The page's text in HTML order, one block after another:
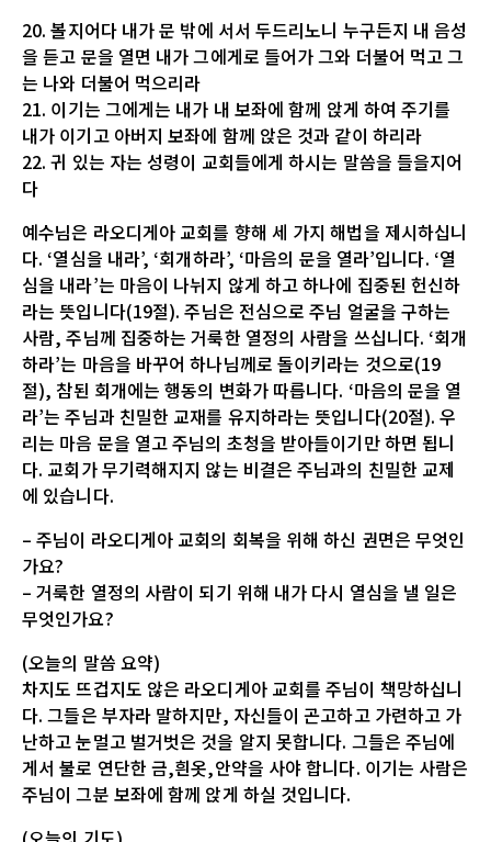
20. 볼지어다 내가 문 밖에 서서 두드리노니 누구든지 내 음성
을 듣고 문을 열면 내가 그에게로 들어가 그와 더불어 먹고 그
는 나와 더불어 먹으리라
21. 이기는 그에게는 내가 내 보좌에 함께 앉게 하여 주기를
내가 이기고 아버지 보좌에 함께 앉은 것과 같이 하리라
22. 귀 있는 자는 성령이 교회들에게 하시는 말씀을 들을지어
다
예수님은 라오디게아 교회를 향해 세 가지 해법을 제시하십니
다. ‘열심을 내라’, ‘회개하라’, ‘마음의 문을 열라’입니다. ‘열
심을 내라’는 마음이 나뉘지 않게 하고 하나에 집중된 헌신하
라는 뜻입니다(19절). 주님은 전심으로 주님 얼굴을 구하는
사람, 주님께 집중하는 거룩한 열정의 사람을 쓰십니다. ‘회개
하라’는 마음을 바꾸어 하나님께로 돌이키라는 것으로(19
절), 참된 회개에는 행동의 변화가 따릅니다. ‘마음의 문을 열
라’는 주님과 친밀한 교재를 유지하라는 뜻입니다(20절). 우
리는 마음 문을 열고 주님의 초청을 받아들이기만 하면 됩니
다. 교회가 무기력해지지 않는 비결은 주님과의 친밀한 교제
에 있습니다.
– 주님이 라오디게아 교회의 회복을 위해 하신 권면은 무엇인
가요?
– 거룩한 열정의 사람이 되기 위해 내가 다시 열심을 낼 일은
무엇인가요?
(오늘의 말씀 요약)
차지도 뜨겁지도 않은 라오디게아 교회를 주님이 책망하십니
다. 그들은 부자라 말하지만, 자신들이 곤고하고 가련하고 가
난하고 눈멀고 벌거벗은 것을 알지 못합니다. 그들은 주님에
게서 불로 연단한 금,흰옷,안약을 사야 합니다. 이기는 사람은
주님이 그분 보좌에 함께 앉게 하실 것입니다.